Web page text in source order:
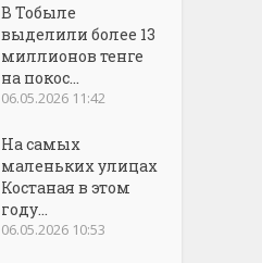
В Тобыле
выделили более 13
миллионов тенге
на покос...
06.05.2026 11:42
На самых
маленьких улицах
Костаная в этом
году...
06.05.2026 10:53